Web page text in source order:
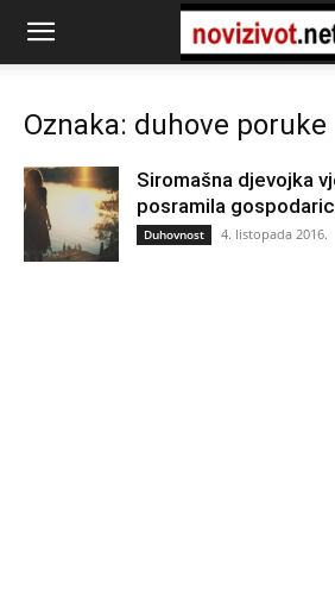
Oznaka: duhove poruke
Siromašna djevojka
posramila
Duhovnost 4. listopada 2016.